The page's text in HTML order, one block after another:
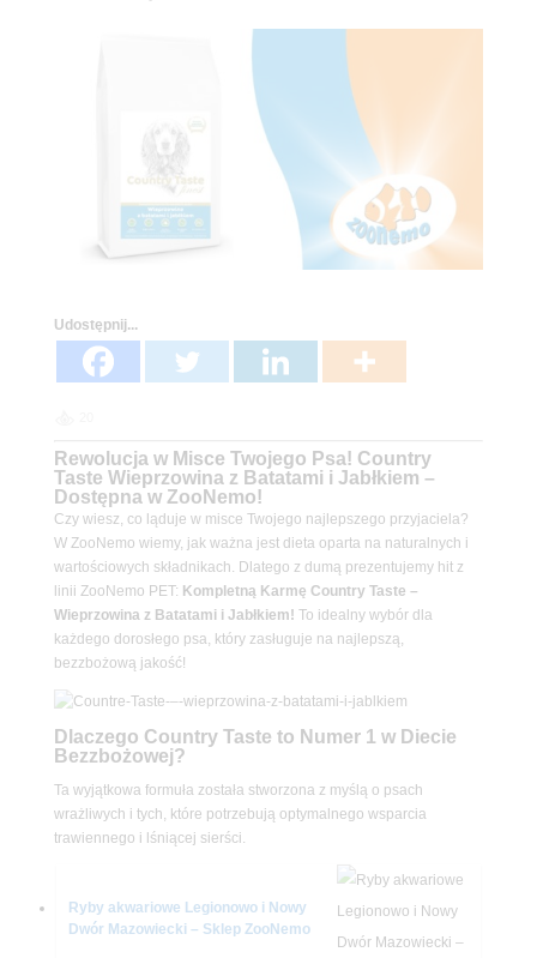
Udostępnij...
Rewolucja w Misce Twojego Psa! Country
Taste Wieprzowina z Batatami i Jabłkiem –
Dostępna w ZooNemo!
Czy wiesz, co ląduje w misce Twojego najlepszego przyjaciela?
W ZooNemo wiemy, jak ważna jest dieta oparta na naturalnych i
wartościowych składnikach. Dlatego z dumą prezentujemy hit z
linii ZooNemo PET: Kompletną Karmę Country Taste –
Wieprzowina z Batatami i Jabłkiem! To idealny wybór dla
każdego dorosłego psa, który zasługuje na najlepszą,
bezzbożową jakość!
Dlaczego Country Taste to Numer 1 w Diecie
Bezzbożowej?
Ta wyjątkowa formuła została stworzona z myślą o psach
wrażliwych i tych, które potrzebują optymalnego wsparcia
trawiennego i lśniącej sierści.
Ryby akwariowe Legionowo i Nowy
Dwór Mazowiecki – Sklep ZooNemo